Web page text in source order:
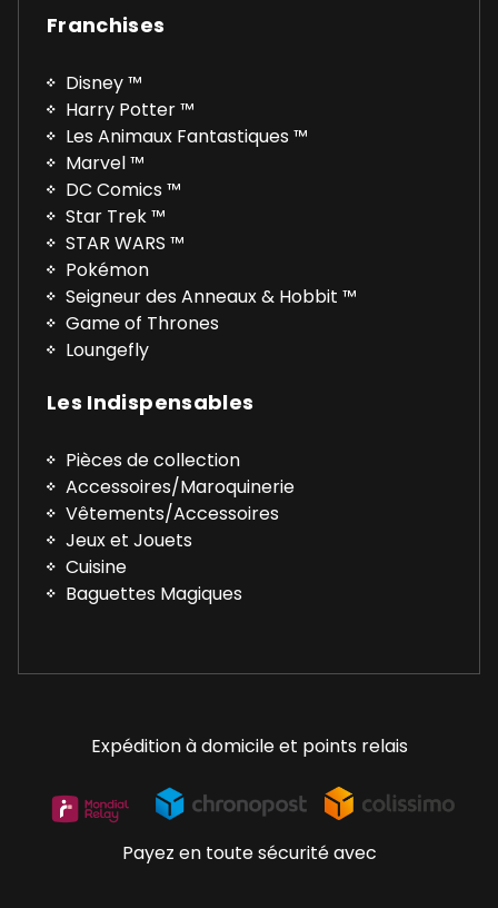
Franchises
Disney ™
Harry Potter ™
Les Animaux Fantastiques ™
Marvel ™
DC Comics ™
Star Trek ™
STAR WARS ™
Pokémon
Seigneur des Anneaux & Hobbit ™
Game of Thrones
Loungefly
Les Indispensables
Pièces de collection
Accessoires/Maroquinerie
Vêtements/Accessoires
Jeux et Jouets
Cuisine
Baguettes Magiques
Expédition à domicile et points relais
Payez en toute sécurité avec